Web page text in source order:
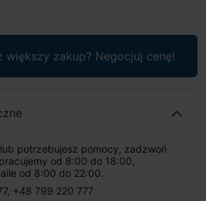
większy zakup? Negocjuj cenę!
potrzebujesz pomocy, zadzwoń
od 8:00 do 18:00,
od 8:00 do 22:00.
, +48 799 220 777